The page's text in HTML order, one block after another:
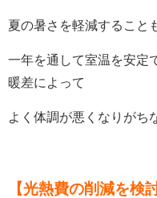
夏の暑さを軽減すること
一年を通して室温を安定
暖差によって
よく体調が悪くなりがち
【光熱費の削減を検